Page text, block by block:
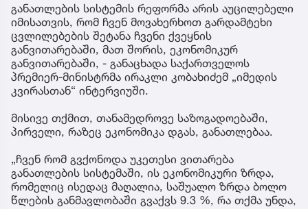
განათლების სისტემის რეფორმა არის აუცილებელი
იმისათვის, რომ ჩვენ მოვახერხოთ გარდამტეხი
ცვლილებების შეტანა ჩვენი ქვეყნის
განვითარებაში, მათ შორის, ეკონომიკურ
განვითარებაში, - განაცხადა საქართველოს
პრემიერ-მინისტრმა ირაკლი კობახიძემ „იმედის
კვირასთან“ ინტერვიუში.
მისივე თქმით, თანამედროვე საზოგადოებაში,
პირველი, რაზეც ეკონომიკა დგას, განათლებაა.
„ჩვენ რომ გვქონოდა უკეთესი ვითარება
განათლების სისტემაში, ის ეკონომიკური ზრდა,
რომელიც ისედაც მაღალია, საშუალო ზრდა ბოლო
წლების განმავლობაში გვაქვს 9.3 %, რა თქმა უნდა,